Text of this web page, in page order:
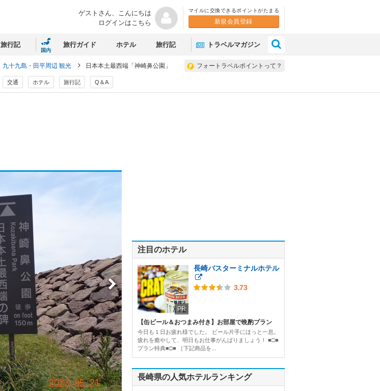
ゲストさん、 こんにちは
ログインはこちら
マイルに交換できるポイントがたまる
新規会員登録
旅行記
国内
旅行ガイド ホテル 旅行記 トラベルマガジン
フォートラベルポイントって？
九十九島・田平周辺 観光 日本本土最西端「神崎鼻公園」
交通 ホテル 旅行記 Q＆A
注目のホテル
PR
長崎バスターミナルホテル
3.73
【缶ビール＆おつまみ付き】お部屋で晩酌プラン
今日も１日お疲れ様でした。 ビール片手にほっと一息。
疲れを癒やして、明日もお仕事がんばりましょう！ ■□■
プラン特典■□■ ［下記商品を...
長崎県の人気ホテルランキング